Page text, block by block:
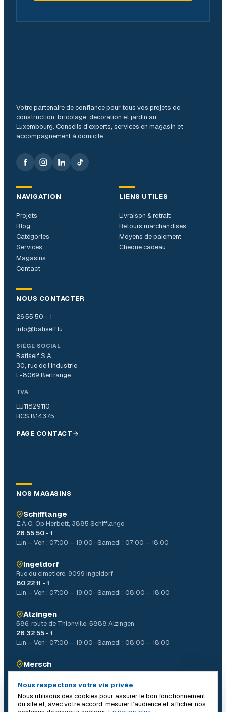
Votre partenaire de confiance pour tous vos projets de
construction, bricolage, décoration et jardin au
Luxembourg. Conseils d’experts, services en magasin et
accompagnement à domicile.
NAVIGATION
Projets
Blog
Catégories
Services
Magasins
Contact
LIENS UTILES
Livraison & retrait
Retours marchandises
Moyens de paiement
Chèque cadeau
NOUS CONTACTER
26 55 50 - 1
info@batiself.lu
SIÈGE SOCIAL
Batiself S.A.
30, rue de l’Industrie
L-8069 Bertrange
TVA
LU11829110
RCS B14375
PAGE CONTACT
NOS MAGASINS
Schifflange
Z.A.C. Op Herbett, 3885 Schifflange
26 55 50 - 1
Lun – Ven : 07:00 – 19:00 · Samedi : 07:00 – 18:00
Ingeldorf
Rue du cimetière, 9099 Ingeldorf
80 22 11 - 1
Lun – Ven : 07:00 – 19:00 · Samedi : 08:00 – 18:00
Alzingen
586, route de Thionville, 5888 Alzingen
26 32 55 - 1
Lun – Ven : 07:00 – 19:00 · Samedi : 08:00 – 18:00
Mersch
4, Allée John W. Léonard Mierscherbierg, 7526 Mersch
26 32 31 - 1
Lun – Ven : 07:00 – 19:00 · Samedi : 08:00 – 18:00
Nous respectons votre vie privée
Nous utilisons des cookies pour assurer le bon fonctionnement
du site et, avec votre accord, mesurer l’audience et afficher nos